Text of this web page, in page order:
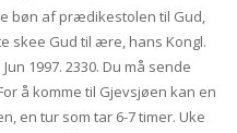
bøn af prædikestolen til Gud,
skee Gud til ære, hans Kongl.
1997. 2330. Du må sende
å komme til Gjevsjøen kan en
en tur som tar 6-7 timer. Uke